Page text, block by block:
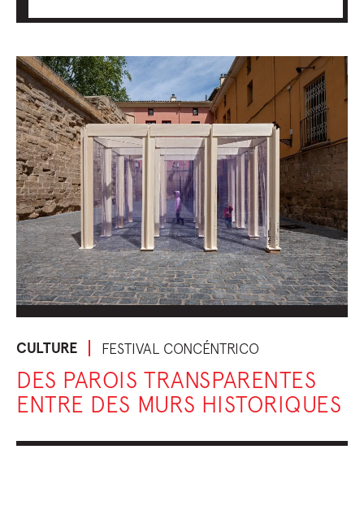
CULTURE FESTIVAL CONCÉNTRICO
DES PAROIS TRANSPARENTES
ENTRE DES MURS HISTORIQUES